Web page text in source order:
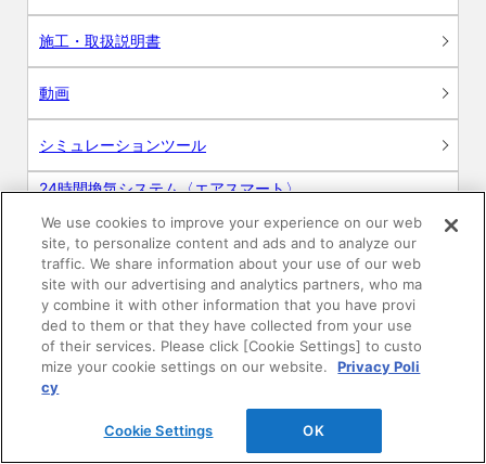
施工・取扱説明書
動画
シミュレーションツール
24時間換気システム〈エアスマート〉
R&Dセンター環境測定・分析サービス
商品マスター申し込み
We use cookies to improve your experience on our web
site, to personalize content and ads and to analyze our
traffic. We share information about your use of our web
site with our advertising and analytics partners, who ma
y combine it with other information that you have provi
ded to them or that they have collected from your use
of their services. Please click [Cookie Settings] to custo
mize your cookie settings on our website.
Privacy Poli
cy
Cookie Settings OK